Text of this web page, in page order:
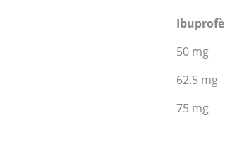
50 mg
62.5 mg
75 mg